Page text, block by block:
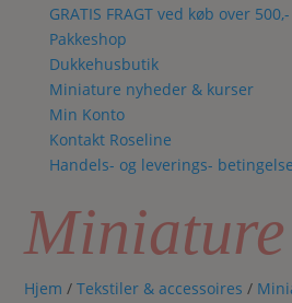
GRATIS FRAGT ved køb over
Pakkeshop
Dukkehusbutik
Miniature nyheder & kurser
Min Konto
Kontakt Roseline
Handels- og leverings-
Hjem /Tekstiler & accessoires /